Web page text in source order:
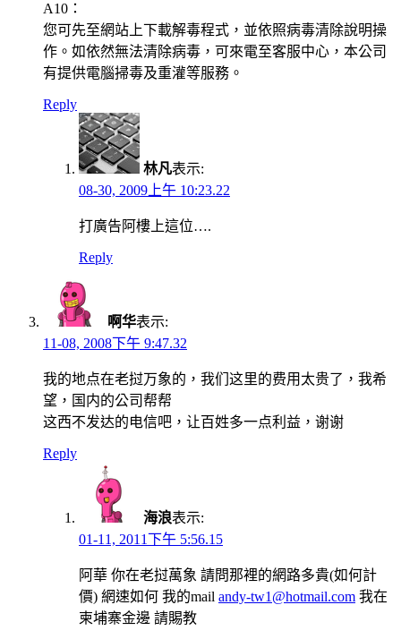
A10：
您可先至網站上下載解毒程式，並依照病毒清除說明操
作。如依然無法清除病毒，可來電至客服中心，本公司
有提供電腦掃毒及重灌等服務。
Reply
林凡表示:
08-30, 2009上午 10:23.22
打廣告阿樓上這位….
Reply
啊华表示:
11-08, 2008下午 9:47.32
我的地点在老挝万象的，我们这里的费用太贵了，我希
望，国内的公司帮帮
这西不发达的电信吧，让百姓多一点利益，谢谢
Reply
海浪表示:
01-11, 2011下午 5:56.15
阿華 你在老挝萬象 請問那裡的網路多貴(如何計
價) 網速如何 我的mail andy-tw1@hotmail.com 我在
柬埔寨金邊 請賜教